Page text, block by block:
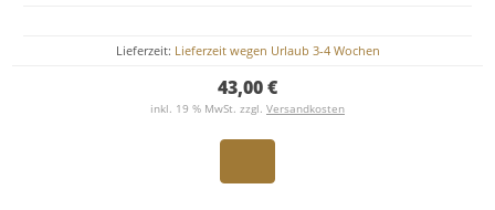
Lieferzeit: Lieferzeit wegen Urlaub 3-4 Wochen
43,00 €
inkl. 19 % MwSt. zzgl. Versandkosten